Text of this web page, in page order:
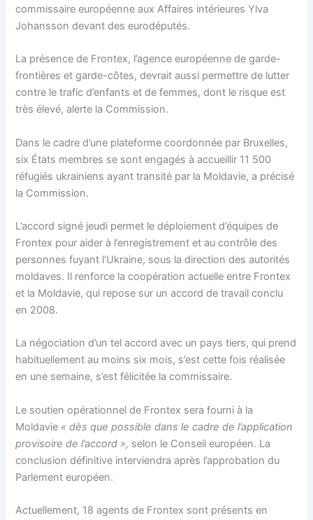
commissaire européenne aux Affaires intérieures Ylva
Johansson devant des eurodéputés.
La présence de Frontex, l’agence européenne de garde-
frontières et garde-côtes, devrait aussi permettre de lutter
contre le trafic d’enfants et de femmes, dont le risque est
très élevé, alerte la Commission.
Dans le cadre d’une plateforme coordonnée par Bruxelles,
six États membres se sont engagés à accueillir 11 500
réfugiés ukrainiens ayant transité par la Moldavie, a précisé
la Commission.
L’accord signé jeudi permet le déploiement d’équipes de
Frontex pour aider à l’enregistrement et au contrôle des
personnes fuyant l’Ukraine, sous la direction des autorités
moldaves. Il renforce la coopération actuelle entre Frontex
et la Moldavie, qui repose sur un accord de travail conclu
en 2008.
La négociation d’un tel accord avec un pays tiers, qui prend
habituellement au moins six mois, s’est cette fois réalisée
en une semaine, s’est félicitée la commissaire.
Le soutien opérationnel de Frontex sera fourni à la
Moldavie « dès que possible dans le cadre de l’application
provisoire de l’accord », selon le Conseil européen. La
conclusion définitive interviendra après l’approbation du
Parlement européen.
Actuellement, 18 agents de Frontex sont présents en